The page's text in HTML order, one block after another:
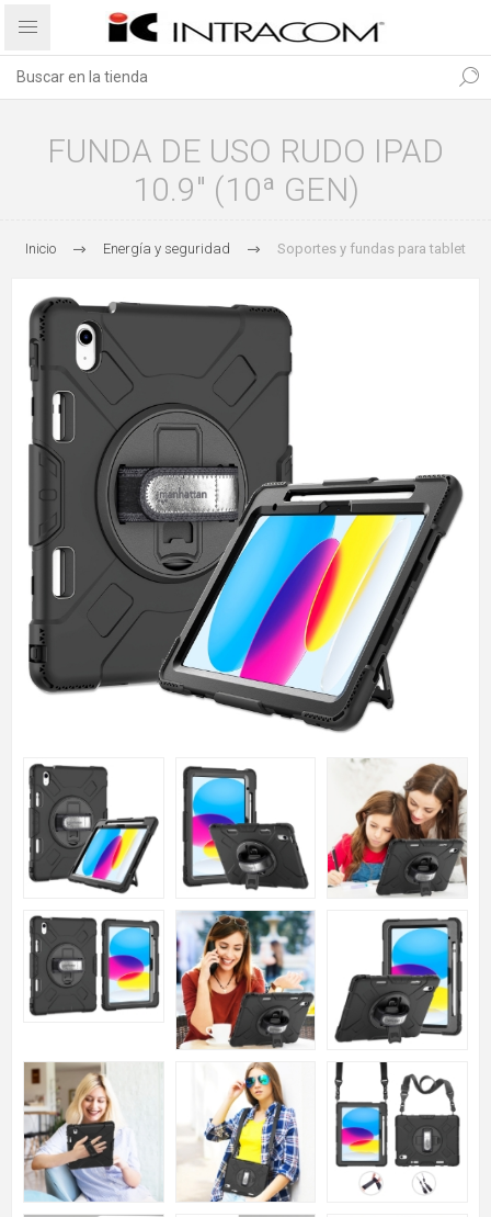
FUNDA DE USO RUDO IPAD
10.9" (10ª GEN)
Inicio Energía y seguridad Soportes y fundas para tablet